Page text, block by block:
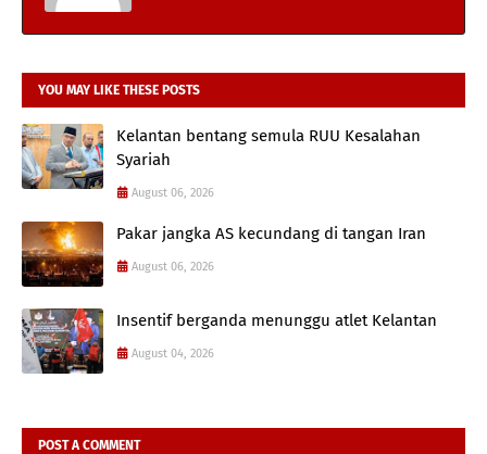
YOU MAY LIKE THESE POSTS
Kelantan bentang semula RUU Kesalahan
Syariah
August 06, 2026
Pakar jangka AS kecundang di tangan Iran
August 06, 2026
Insentif berganda menunggu atlet Kelantan
August 04, 2026
POST A COMMENT